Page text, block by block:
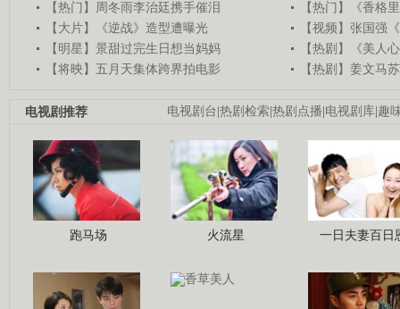
【热门】周冬雨李治廷携手催泪
【热门】《香格
【大片】《逆战》造型遭曝光
【视频】张国强
【明星】景甜过完生日想当妈妈
【热剧】《美人
【将映】五月天集体跨界拍电影
【热剧】姜文马
电视剧台|热剧检索|热剧点播|电视剧库|趣
电视剧推荐
跑马场 火流星 一日夫妻百日